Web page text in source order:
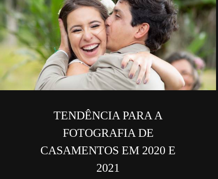
TENDÊNCIA PARA A
FOTOGRAFIA DE
CASAMENTOS EM 2020 E
2021